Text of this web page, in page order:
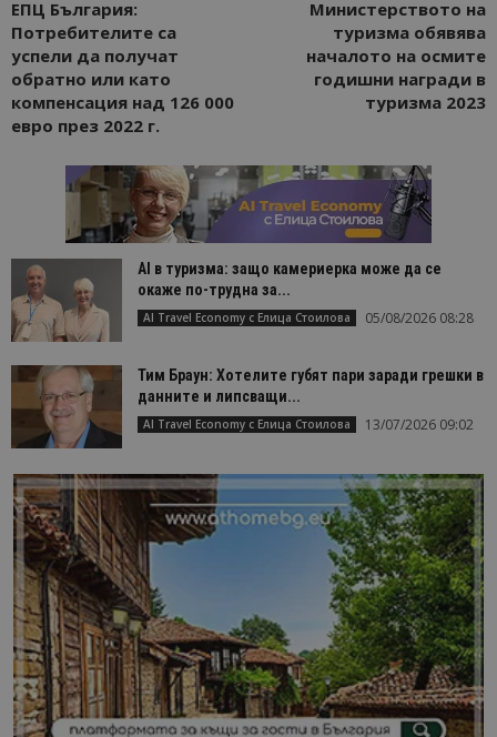
ЕПЦ България:
Потребителите са
успели да получат
обратно или като
компенсация над 126 000
евро през 2022 г.
Министерството на
туризма обявява
началото на осмите
годишни награди в
туризма 2023
AI в туризма: защо камериерка може да се
окаже по-трудна за...
AI Travel Economy с Елица Стоилова 05/08/2026 08:28
Тим Браун: Хотелите губят пари заради грешки в
данните и липсващи...
AI Travel Economy с Елица Стоилова 13/07/2026 09:02